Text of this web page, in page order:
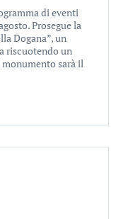
di eventi
Prosegue la
Dogana”, un
riscuotendo un
monumento sarà il